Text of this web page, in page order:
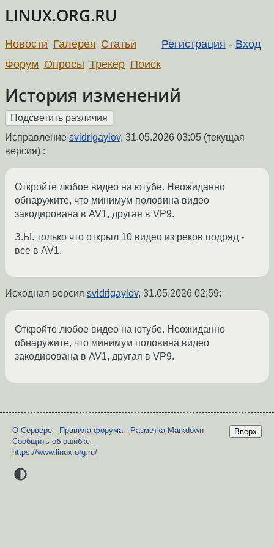
LINUX.ORG.RU
Регистрация - Вход
Новости Галерея Статьи
Форум Опросы Трекер Поиск
История изменений
Исправление svidrigaylov, 31.05.2026 03:05 (текущая
версия) :
Откройте любое видео на ютубе. Неожиданно
обнаружите, что минимум половина видео
закодирована в AV1, другая в VP9.
З.Ы. только что открыл 10 видео из реков подряд -
все в AV1.
Исходная версия svidrigaylov, 31.05.2026 02:59:
Откройте любое видео на ютубе. Неожиданно
обнаружите, что минимум половина видео
закодирована в AV1, другая в VP9.
Вверх
О Сервере - Правила форума- Разметка Markdown
Сообщить об ошибке
https://www.linux.org.ru/